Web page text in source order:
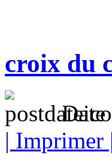
croix du
| Imprimer |